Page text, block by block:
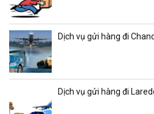
Dịch vụ gửi hàng đi
Dịch vụ gửi hàng đi